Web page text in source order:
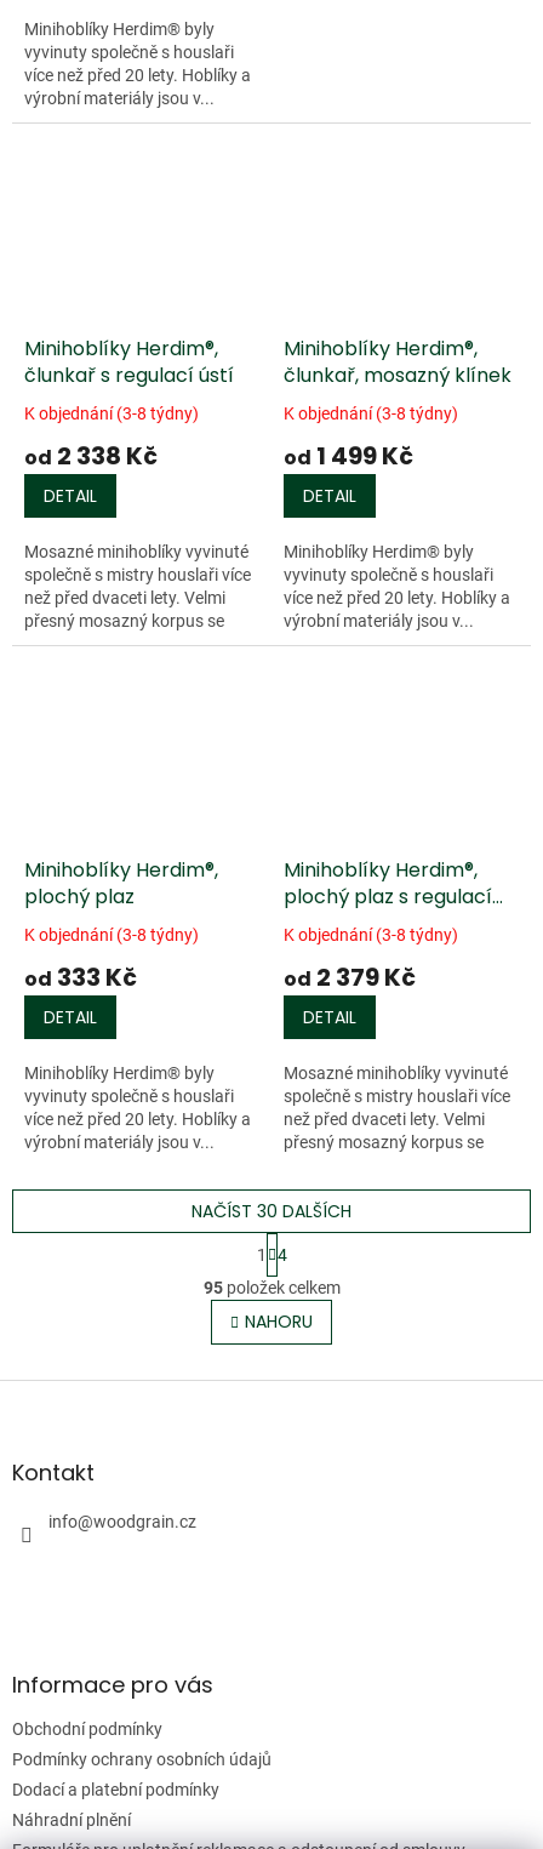
Minihoblíky Herdim® byly
vyvinuty společně s houslaři
více než před 20 lety. Hoblíky a
výrobní materiály jsou v...
Minihoblíky Herdim®,
člunkař s regulací ústí
K objednání (3-8 týdny)
od 2 338 Kč
DETAIL
Mosazné minihoblíky vyvinuté
společně s mistry houslaři více
než před dvaceti lety. Velmi
přesný mosazný korpus se
stavitelným...
Minihoblíky Herdim®,
člunkař, mosazný klínek
K objednání (3-8 týdny)
od 1 499 Kč
DETAIL
Minihoblíky Herdim® byly
vyvinuty společně s houslaři
více než před 20 lety. Hoblíky a
výrobní materiály jsou v...
Minihoblíky Herdim®,
plochý plaz
K objednání (3-8 týdny)
od 333 Kč
DETAIL
Minihoblíky Herdim® byly
vyvinuty společně s houslaři
více než před 20 lety. Hoblíky a
výrobní materiály jsou v...
Minihoblíky Herdim®,
plochý plaz s regulací
ústí
K objednání (3-8 týdny)
od 2 379 Kč
DETAIL
Mosazné minihoblíky vyvinuté
společně s mistry houslaři více
než před dvaceti lety. Velmi
přesný mosazný korpus se
O
v
l
á
NAČÍST 30 DALŠÍCH
S
t
r
á
n
k
v
1
4
95položek celkem
NAHORU
Z
aKontakt
info@woodgrain.cz
Informace pro vás
Obchodní podmínky
Podmínky ochrany osobních údajů
Dodací a platební podmínky
Náhradní plnění